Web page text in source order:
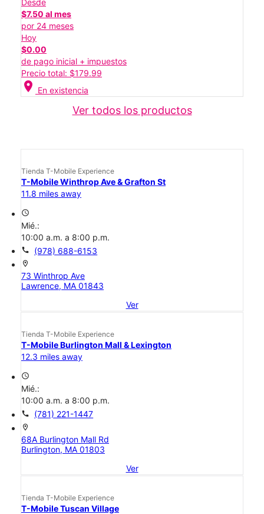
Desde
$7.50 al mes
por 24 meses
Hoy
$0.00
de pago inicial + impuestos
Precio total: $179.99
location_on En existencia
Ver todos los productos
Tienda T-Mobile Experience
T-Mobile Winthrop Ave & Grafton St
11.8 miles away
access_time
Mié.:
10:00 a.m. a 8:00 p.m.
call (978) 688-6153
location_on
73 Winthrop Ave
Lawrence, MA 01843
Ver
Tienda T-Mobile Experience
T-Mobile Burlington Mall & Lexington
12.3 miles away
access_time
Mié.:
10:00 a.m. a 8:00 p.m.
call (781) 221-1447
location_on
68A Burlington Mall Rd
Burlington, MA 01803
Ver
Tienda T-Mobile Experience
T-Mobile Tuscan Village